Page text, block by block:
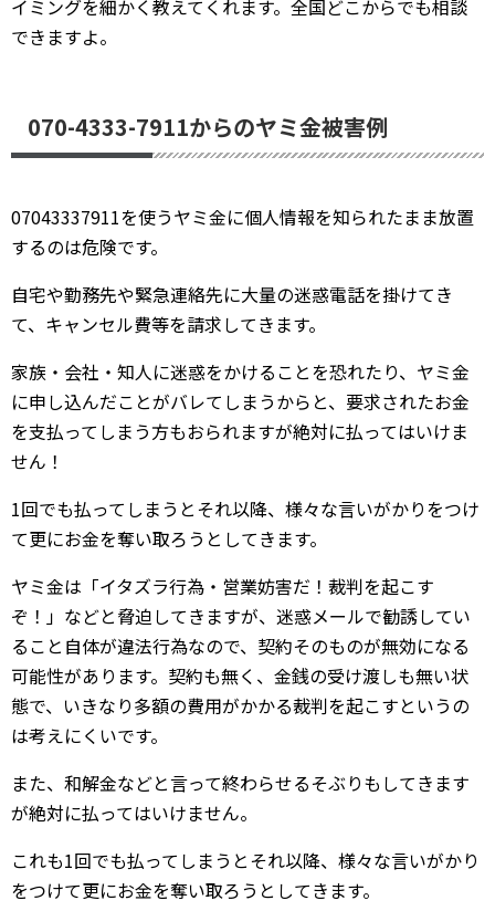
イミングを細かく教えてくれます。全国どこからでも相談
できますよ。
070-4333-7911からのヤミ金被害例
07043337911を使うヤミ金に個人情報を知られたまま放置
するのは危険です。
自宅や勤務先や緊急連絡先に大量の迷惑電話を掛けてき
て、キャンセル費等を請求してきます。
家族・会社・知人に迷惑をかけることを恐れたり、ヤミ金
に申し込んだことがバレてしまうからと、要求されたお金
を支払ってしまう方もおられますが絶対に払ってはいけま
せん！
1回でも払ってしまうとそれ以降、様々な言いがかりをつけ
て更にお金を奪い取ろうとしてきます。
ヤミ金は「イタズラ行為・営業妨害だ！裁判を起こす
ぞ！」などと脅迫してきますが、迷惑メールで勧誘してい
ること自体が違法行為なので、契約そのものが無効になる
可能性があります。契約も無く、金銭の受け渡しも無い状
態で、いきなり多額の費用がかかる裁判を起こすというの
は考えにくいです。
また、和解金などと言って終わらせるそぶりもしてきます
が絶対に払ってはいけません。
これも1回でも払ってしまうとそれ以降、様々な言いがかり
をつけて更にお金を奪い取ろうとしてきます。